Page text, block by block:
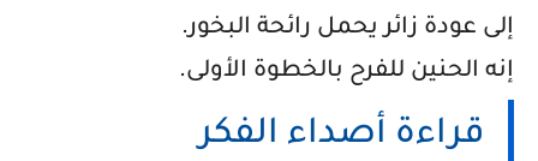
إلى عودة زائر يحمل رائحة البخور.
إنه الحنين للفرح بالخطوة الأولى.
قراءة أصداء الفكر